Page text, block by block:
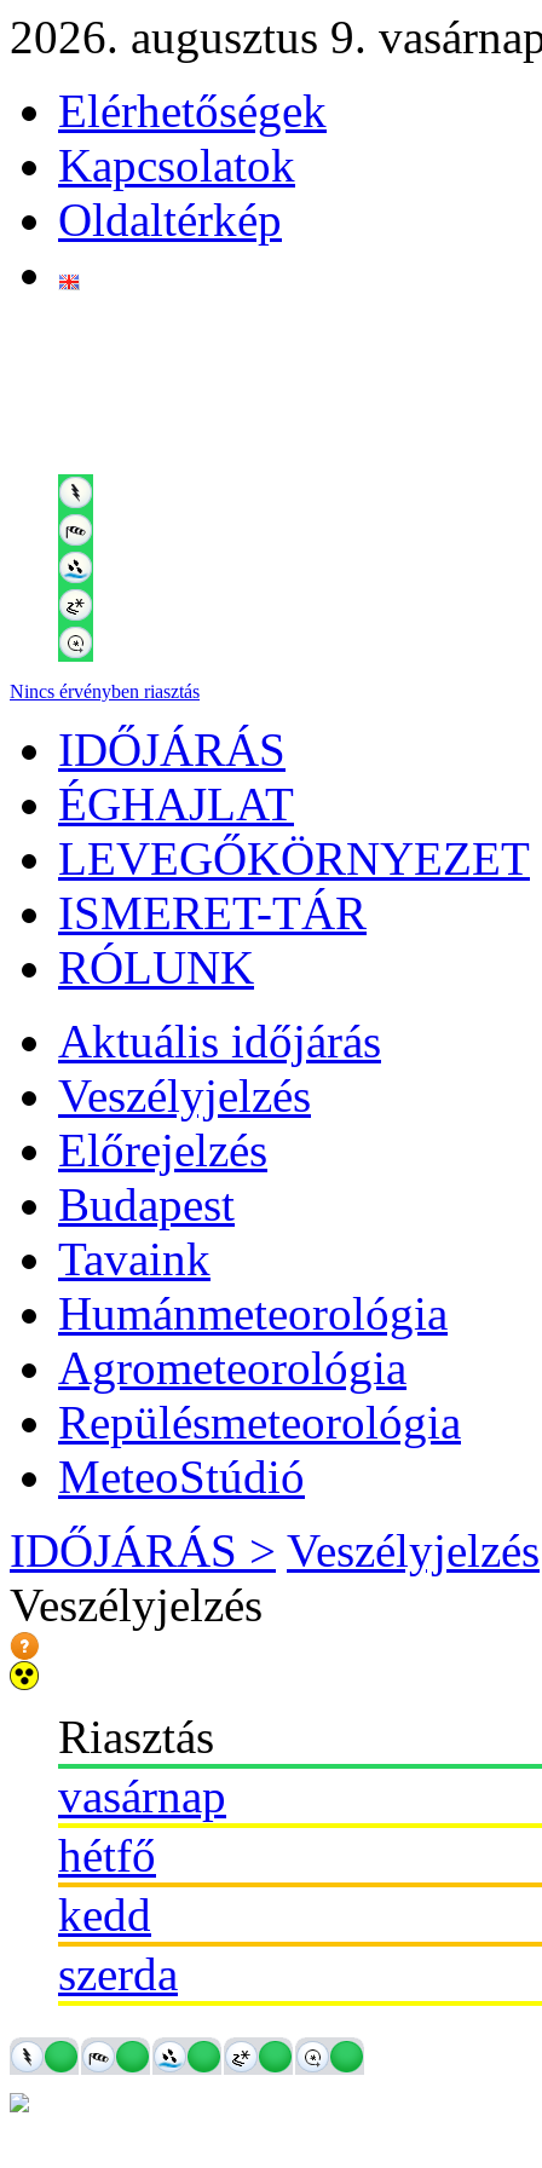
2026. augusztus 9.
Elérhetőségek
Kapcsolatok
Oldaltérkép
Nincs érvényben riasztás
IDŐJÁRÁS
ÉGHAJLAT
LEVEGŐKÖRNYEZET
ISMERET-TÁR
RÓLUNK
Aktuális időjárás
Veszélyjelzés
Előrejelzés
Budapest
Tavaink
Humánmeteorológia
Agrometeorológia
Repülésmeteorológia
MeteoStúdió
IDŐJÁRÁS > Veszélyjelzés
Veszélyjelzés
Riasztás
vasárnap
hétfő
kedd
szerda